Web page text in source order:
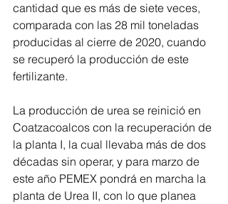
cantidad que es más de siete veces,
comparada con las 28 mil toneladas
producidas al cierre de 2020, cuando
se recuperó la producción de este
fertilizante.
La producción de urea se reinició en
Coatzacoalcos con la recuperación de
la planta I, la cual llevaba más de dos
décadas sin operar, y para marzo de
este año PEMEX pondrá en marcha la
planta de Urea II, con lo que planea